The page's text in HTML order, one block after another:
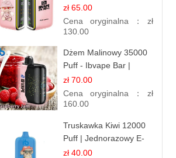
E-papieros
zł 65.00
Cena oryginalna： zł
130.00
Dżem Malinowy 35000
Puff - Ibvape Bar |
Słodki E-papieros
Jednorazowy
zł 70.00
Cena oryginalna： zł
160.00
Truskawka Kiwi 12000
Puff | Jednorazowy E-
papierosy | Owocowa
zł 40.00